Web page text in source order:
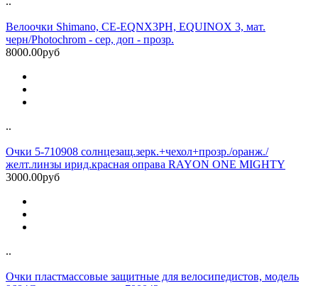
Велоочки Shimano, CE-EQNX3PH, EQUINOX 3, мат.
черн/Photochrom - сер, доп - прозр.
8000.00руб
..
Очки 5-710908 солнцезащ.зерк.+чехол+прозр./оранж./
желт.линзы ирид.красная оправа RAYON ONE MIGHTY
3000.00руб
..
Очки пластмассовые защитные для велосипедистов, модель